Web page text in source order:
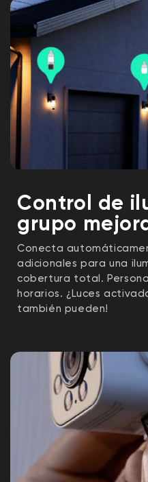
Control de
grupo
Conecta
adicionales para una
cobertura total.
horarios. ¿Luces
también pueden!